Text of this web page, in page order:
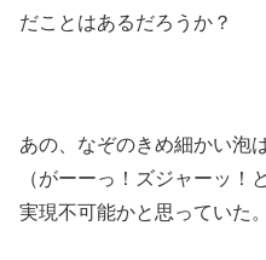
だことはあるだろうか？
あの、なぞのきめ細かい泡
（がーーっ！ズジャーッ！
実現不可能かと思っていた。